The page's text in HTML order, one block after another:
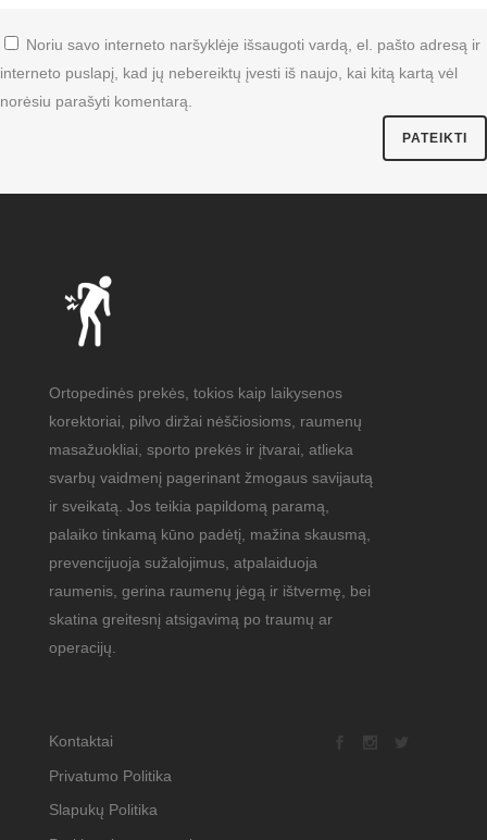
Noriu savo interneto naršyklėje išsaugoti vardą, el. pašto adresą ir
interneto puslapį, kad jų nebereiktų įvesti iš naujo, kai kitą kartą vėl
norėsiu parašyti komentarą.
Ortopedinės prekės, tokios kaip laikysenos
korektoriai, pilvo diržai nėščiosioms, raumenų
masažuokliai, sporto prekės ir įtvarai, atlieka
svarbų vaidmenį pagerinant žmogaus savijautą
ir sveikatą. Jos teikia papildomą paramą,
palaiko tinkamą kūno padėtį, mažina skausmą,
prevencijuoja sužalojimus, atpalaiduoja
raumenis, gerina raumenų jėgą ir ištvermę, bei
skatina greitesnį atsigavimą po traumų ar
operacijų.
Kontaktai
Privatumo Politika
Slapukų Politika